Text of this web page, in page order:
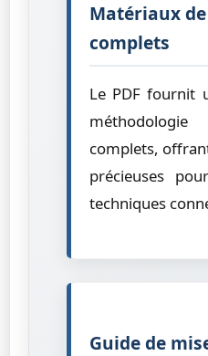
Matériaux
complets
Le PDF fournit
complets,
précieuses
techniques
Guide de